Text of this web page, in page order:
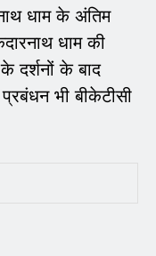
धाम के अंतिम
धाम की
के दर्शनों के बाद
भी बीकेटीसी